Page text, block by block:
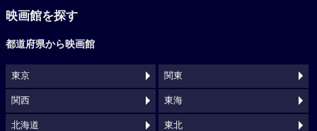
映画館を探す
都道府県から映画館
東京 関東
関西 東海
北海道 東北